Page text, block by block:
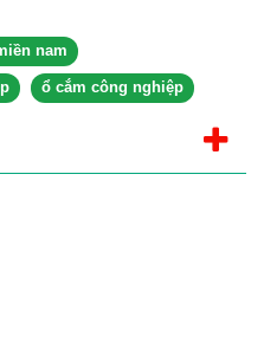
nam
ổ cắm công nghiệp